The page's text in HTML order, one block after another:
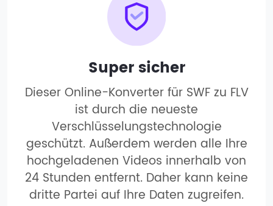
Super sicher
Dieser Online-Konverter für SWF zu FLV
ist durch die neueste
Verschlüsselungstechnologie
geschützt. Außerdem werden alle Ihre
hochgeladenen Videos innerhalb von
24 Stunden entfernt. Daher kann keine
dritte Partei auf Ihre Daten zugreifen.